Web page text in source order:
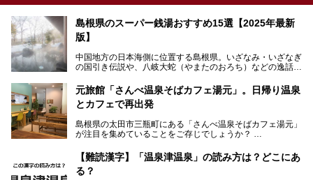
島根県のスーパー銭湯おすすめ15選【2025年最新
版】
中国地方の日本海側に位置する島根県。いざなみ・いざなぎ
の国引き伝説や、八岐大蛇（やまたのおろち）などの逸話が
の参拝客が訪れます。「出雲縁結び空港」への直行便なら、
首都圏からでも実は2時間圏内で到着できるアクセスも魅力
です。
市）など、古くから知られる温泉郷が多くあります。ゆった
り流れる時間のなかで、心の底からのんびりできるスーパー
元旅館「さんべ温泉そばカフェ湯元」。日帰り温泉
とカフェで再出発
島根県の太田市三瓶町にある「さんべ温泉そばカフェ湯元」
が注目を集めていることをご存じでしょうか？
「さんべ温泉そばカフェ湯元」は日帰り温泉と、名物のそば
を提供するカフェという新しい営業スタイルで、観光客に限
らず地元民にも親しまれています。
【難読漢字】「温泉津温泉」の読み方は？どこにあ
る？